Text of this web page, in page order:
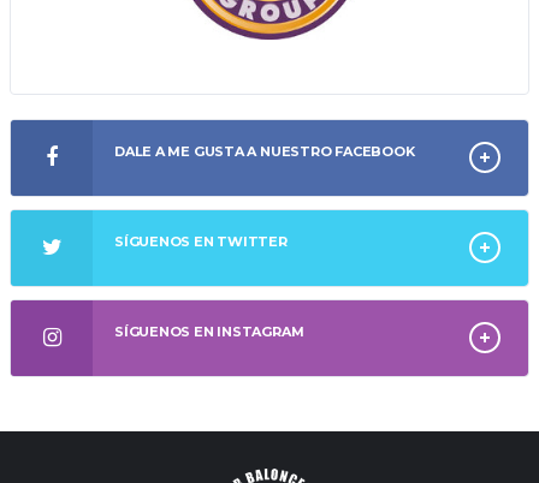
DALE A ME GUSTA A NUESTRO FACEBOOK
SÍGUENOS EN TWITTER
SÍGUENOS EN INSTAGRAM